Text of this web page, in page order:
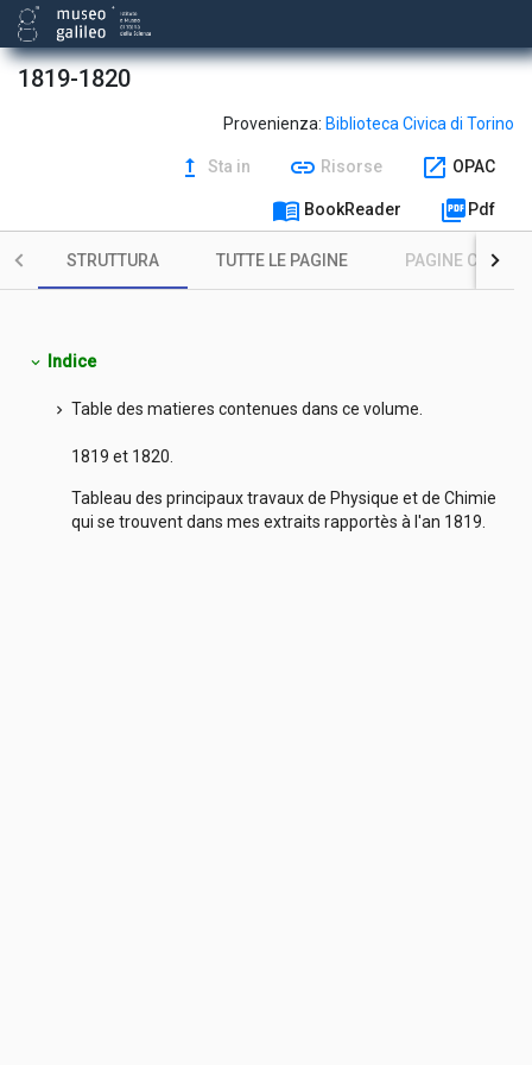
1819-1820
Provenienza: Biblioteca Civica di Torino
upgrade Sta in link Risorse open_in_new OPAC
menu_book BookReader picture_as_pdf Pdf
STRUTTURA TUTTE LE PAGINE PAGINE CON
expand_more Indice
chevron_right Table des matieres contenues dans ce volume.
1819 et 1820.
Tableau des principaux travaux de Physique et de Chimie
qui se trouvent dans mes extraits rapportès à l'an 1819.